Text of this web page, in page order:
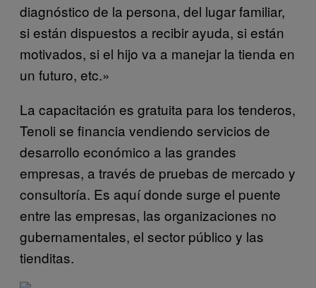
diagnóstico de la persona, del lugar familiar,
si están dispuestos a recibir ayuda, si están
motivados, si el hijo va a manejar la tienda en
un futuro, etc.»
La capacitación es gratuita para los tenderos,
Tenoli se financia vendiendo servicios de
desarrollo económico a las grandes
empresas, a través de pruebas de mercado y
consultoría. Es aquí donde surge el puente
entre las empresas, las organizaciones no
gubernamentales, el sector público y las
tienditas.